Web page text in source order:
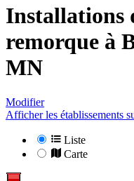
Installations
remorque à
MN
Modifier
Afficher les établissements
Liste
Carte